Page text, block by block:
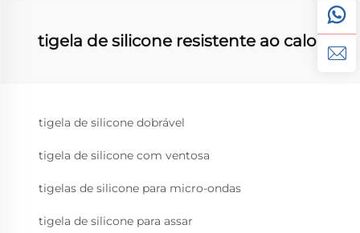
tigela de silicone resistente ao calor
tigela de silicone dobrável
tigela de silicone com ventosa
tigelas de silicone para micro-ondas
tigela de silicone para assar